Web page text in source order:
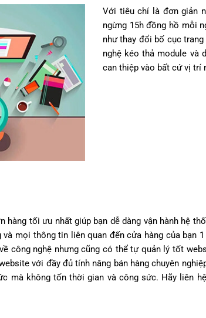
Với tiêu chí là đơn giản
ngừng 15h đồng hồ mỗi
như thay đổi bố cục
nghệ kéo thả module và
can thiệp vào bất cứ vị trí
hàng tối ưu nhất giúp bạn dễ dàng vận hành hệ
và mọi thông tin liên quan đến cửa hàng của bạn
công nghệ nhưng cũng có thể tự quản lý tốt
với đầy đủ tính năng bán hàng chuyên
mà không tốn thời gian và công sức. Hãy liên